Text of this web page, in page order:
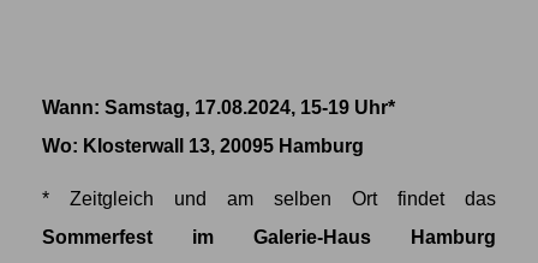
Wann: Samstag, 17.08.2024, 15-19 Uhr*
Wo: Klosterwall 13, 20095 Hamburg
* Zeitgleich und am selben Ort findet das
Sommerfest im Galerie-Haus Hamburg